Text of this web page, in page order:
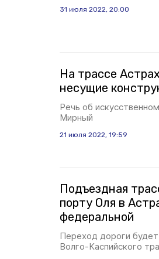
31 июля 2022, 20:00
На трассе
несущие
Речь об
Мирный
21 июля 2022, 19:59
Подъездная
порту Оля в
федеральной
Переход дороги
Волго-Каспийского